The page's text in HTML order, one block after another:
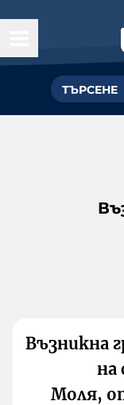
Възникна
на
Моля,